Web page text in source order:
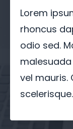
Lorem
rhoncus
odio sed.
malesuada
vel mauris.
scelerisque.